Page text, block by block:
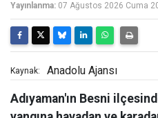
Yayınlanma: 07 Ağustos 2026 Cuma
Kaynak: Anadolu Ajansı
Adıyaman'ın Besni